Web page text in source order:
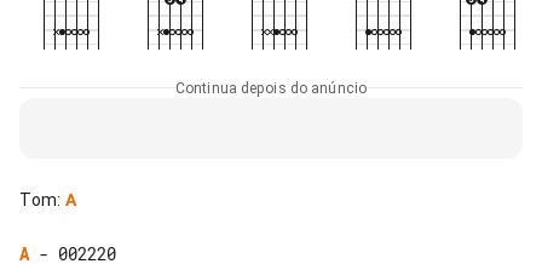
Continua depois do anúncio
Tom: A
A